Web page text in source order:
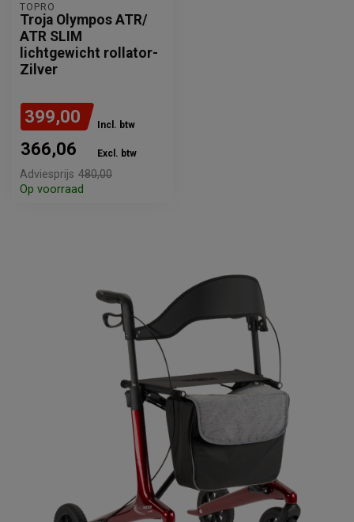
TOPRO
Troja Olympos ATR/
ATR SLIM
lichtgewicht rollator-
Zilver
399,00 Incl. btw
366,06 Excl. btw
Adviesprijs 480,00
Op voorraad